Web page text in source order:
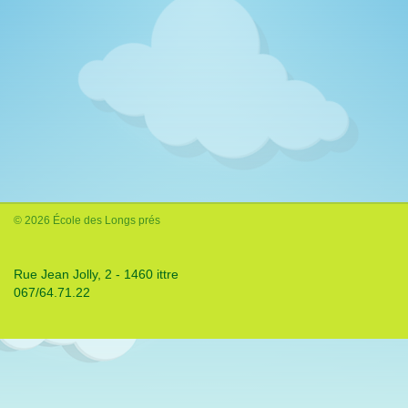
© 2026 École des Longs prés
Rue Jean Jolly, 2 - 1460 ittre
067/64.71.22